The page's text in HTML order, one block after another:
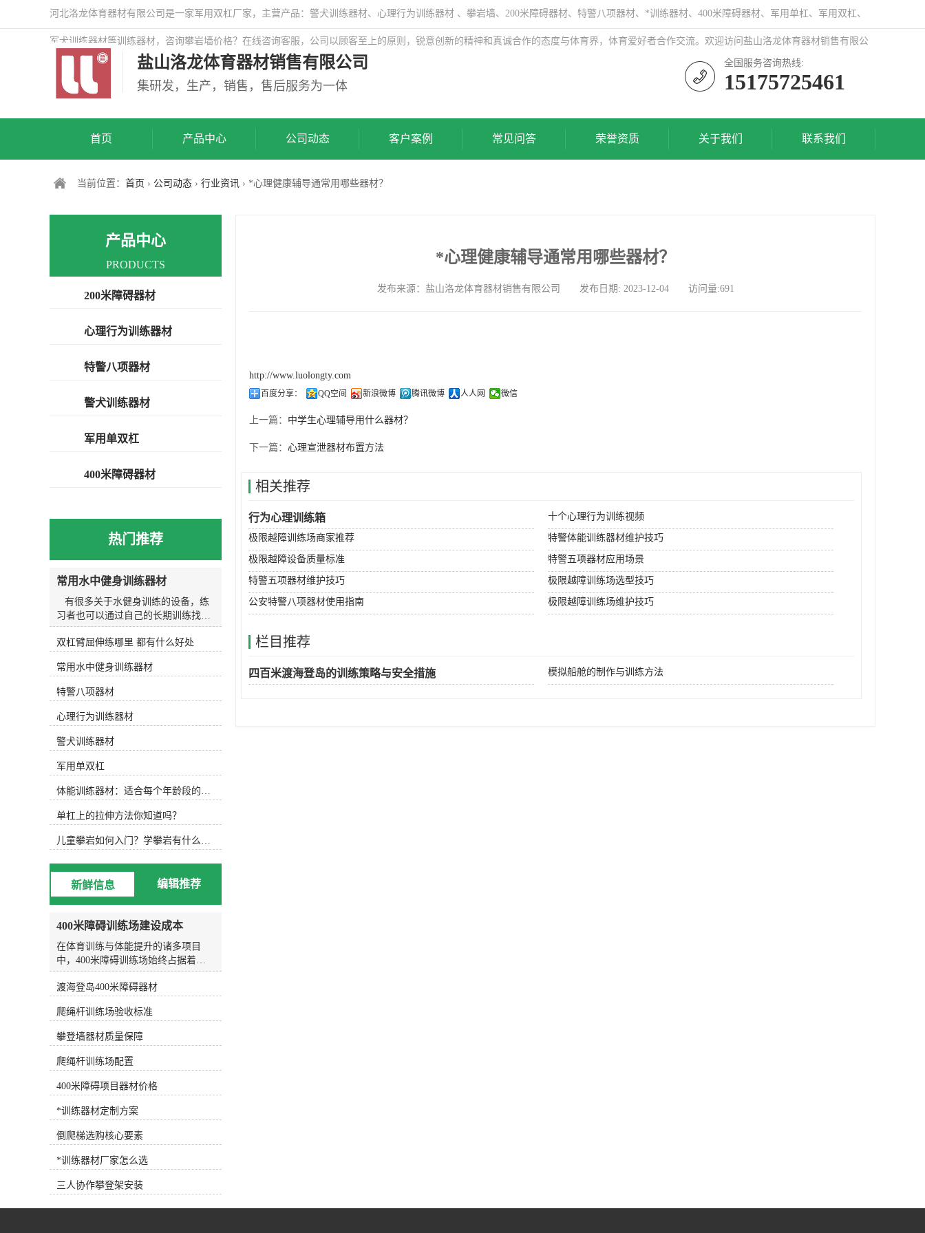
河北洛龙体育器材有限公司是一家军用双杠厂家，主营产品：警犬训练器材、心理行为训练器材 、攀岩墙、200米障碍器材、特警八项器材、*训练器材、400米障碍器材、军用单杠、军用双杠、
军犬训练器材等训练器材，咨询攀岩墙价格？在线咨询客服，公司以顾客至上的原则，锐意创新的精神和真诚合作的态度与体育界，体育爱好者合作交流。欢迎访问盐山洛龙体育器材销售有限公
盐山洛龙体育器材销售有限公司
集研发，生产，销售，售后服务为一体
全国服务咨询热线:
15175725461
首页 产品中心 公司动态 客户案例 常见问答 荣誉资质 关于我们 联系我们
当前位置： 首页 › 公司动态 › 行业资讯 › *心理健康辅导通常用哪些器材？
*心理健康辅导通常用哪些器材？
发布来源：盐山洛龙体育器材销售有限公司 发布日期: 2023-12-04 访问量:691
http://www.luolongty.com
百度分享： QQ空间 新浪微博 腾讯微博 人人网 微信
上一篇： 中学生心理辅导用什么器材？
下一篇： 心理宣泄器材布置方法
相关推荐
行为心理训练箱 十个心理行为训练视频
极限越障训练场商家推荐 特警体能训练器材维护技巧
极限越障设备质量标准 特警五项器材应用场景
特警五项器材维护技巧 极限越障训练场选型技巧
公安特警八项器材使用指南 极限越障训练场维护技巧
栏目推荐
四百米渡海登岛的训练策略与安全措施 模拟船舱的制作与训练方法
产品中心
PRODUCTS
200米障碍器材
心理行为训练器材
特警八项器材
警犬训练器材
军用单双杠
400米障碍器材
热门推荐
常用水中健身训练器材
有很多关于水健身训练的设备，练
习者也可以通过自己的长期训练找到
和发明适合自己的水训练设备。今天
主要介绍以下设备，可根据实际水训
滑鞋 游泳池底部很滑，可以穿防滑
鞋，防止动作变形，稳定完成所需动
作。2.水阻手套水阻手套 徒手运动
后，可选择抗组设备，增加运动难
度，通过阻力手套增加划水面积，练
习水中手臂运动。3.水中健身棒水中
浮力健身棒 水中的健身棒不仅可以
为练习者提供浮力，还可以通过浮力
提供抗组训练，增加练习难度，非常
实用。此外，健身棒具有很强的可塑
性，可以增加练习兴趣，摆出各种创
意造型。4.水中健身哑铃浮力哑铃
类似于水中健身棒，水中健身哑铃也
能为练习者提供浮力和阻力，用哑铃
进行的水中搏击强度很大！5.阻力葵
花阻力葵花向日葵鞋套的阻力 向日
葵可以手持或穿在脚上，以增加水的
面积和水的阻力。6.打水板打水板
水板是游泳场较常见、较方便的设
备，随处可见，也可用作抗阻训练设
备。7.浮力腰带深水浮力腰带 将浮
力带系在腰部，可为人体提供巨大的
浮力，使练习者在水中轻松完成训练
练习者各自的健身目标需求，可以选
择和使用健身器材，事半功倍！
双杠臂屈伸练哪里 都有什么好处
常用水中健身训练器材
特警八项器材
心理行为训练器材
警犬训练器材
军用单双杠
体能训练器材：适合每个年龄段的训练
单杠上的拉伸方法你知道吗？
儿童攀岩如何入门？学攀岩有什么好处？带娃攀岩两年的全面经验分享
新鲜信息 编辑推荐
400米障碍训练场建设成本
在体育训练与体能提升的诸多项目
中，400米障碍训练场始终占据着独
特而重要的位置。它不仅是检验个人
综合素质的标尺，更是团队凝聚力与
运动队、军警系统，还是拓展训练基
地、大中院校，建设一座标准化、安
全且耐用的400米障碍训练场，都是
提升整体训练水平的关键一步。然
而，面对这一工程，许多人首先关注
的核心问题便是：建设这样一个训练
场，到底需要多少成本？要回答这个
问题，并不能简单地给出一个数字。
统一标准的商品采购，而是一项涉及
规划设计、土建施工、器材配置与后
期维护的系统工程。其总成本由多维
度因素共同决定，理解这些构成要
素，才能做出科学合理的预算规划。
一、场地基础与土建成本：成本的隐
渡海登岛400米障碍器材
爬绳杆训练场验收标准
攀登墙器材质量保障
爬绳杆训练场配置
400米障碍项目器材价格
*训练器材定制方案
倒爬梯选购核心要素
*训练器材厂家怎么选
三人协作攀登架安装